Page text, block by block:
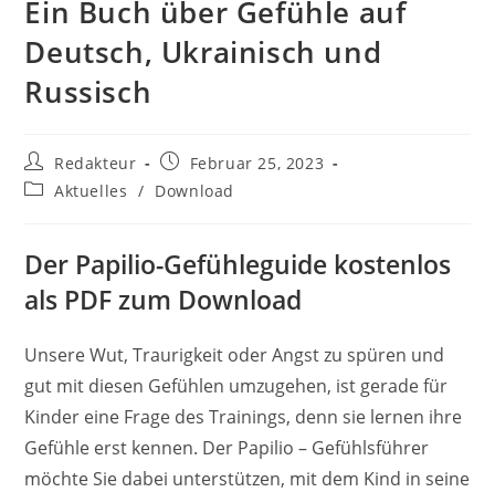
Ein Buch über Gefühle auf
Deutsch, Ukrainisch und
Russisch
Beitrags-
Autor:
Redakteur
Beitrag
veröffentlicht:
Februar 25, 2023
Beitrags-
Aktuelles / Download
Der Papilio-Gefühleguide kostenlos
als PDF zum Download
Unsere Wut, Traurigkeit oder Angst zu spüren und
gut mit diesen Gefühlen umzugehen, ist gerade für
Kinder eine Frage des Trainings, denn sie lernen ihre
Gefühle erst kennen. Der Papilio – Gefühlsführer
möchte Sie dabei unterstützen, mit dem Kind in seine